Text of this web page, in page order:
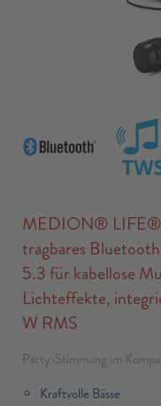
MEDION® LIFE®
tragbares
5.3 für kabellose
Lichteffekte,
W RMS
Party-Stimmung im
Kraftvolle Bässe